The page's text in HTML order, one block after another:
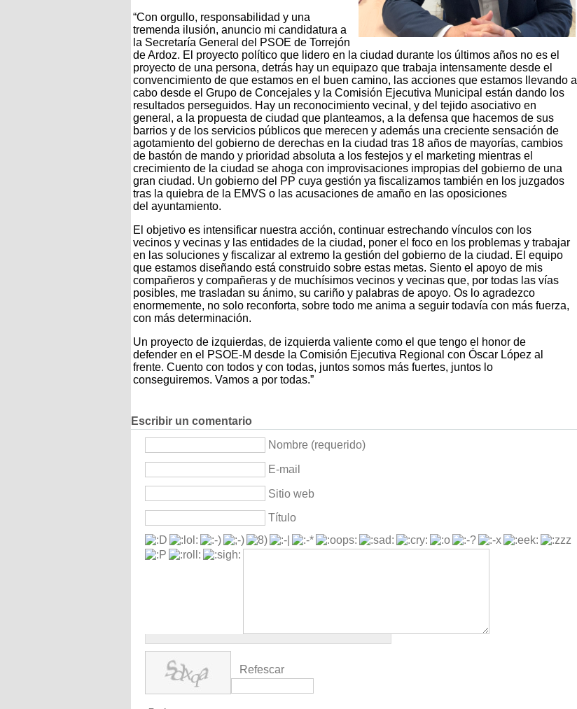
“Con orgullo, responsabilidad y una
tremenda ilusión, anuncio mi candidatura a
la Secretaría General del PSOE de Torrejón
de Ardoz. El proyecto político que lidero en la ciudad durante los últimos años no es el
proyecto de una persona, detrás hay un equipazo que trabaja intensamente desde el
convencimiento de que estamos en el buen camino, las acciones que estamos llevando a
cabo desde el Grupo de Concejales y la Comisión Ejecutiva Municipal están dando los
resultados perseguidos. Hay un reconocimiento vecinal, y del tejido asociativo en
general, a la propuesta de ciudad que planteamos, a la defensa que hacemos de sus
barrios y de los servicios públicos que merecen y además una creciente sensación de
agotamiento del gobierno de derechas en la ciudad tras 18 años de mayorías, cambios
de bastón de mando y prioridad absoluta a los festejos y el marketing mientras el
crecimiento de la ciudad se ahoga con improvisaciones impropias del gobierno de una
gran ciudad. Un gobierno del PP cuya gestión ya fiscalizamos también en los juzgados
tras la quiebra de la EMVS o las acusaciones de amaño en las oposiciones
del ayuntamiento.
El objetivo es intensificar nuestra acción, continuar estrechando vínculos con los
vecinos y vecinas y las entidades de la ciudad, poner el foco en los problemas y trabajar
en las soluciones y fiscalizar al extremo la gestión del gobierno de la ciudad. El equipo
que estamos diseñando está construido sobre estas metas. Siento el apoyo de mis
compañeros y compañeras y de muchísimos vecinos y vecinas que, por todas las vías
posibles, me trasladan su ánimo, su cariño y palabras de apoyo. Os lo agradezco
enormemente, no solo reconforta, sobre todo me anima a seguir todavía con más fuerza,
con más determinación.
Un proyecto de izquierdas, de izquierda valiente como el que tengo el honor de
defender en el PSOE-M desde la Comisión Ejecutiva Regional con Óscar López al
frente. Cuento con todos y con todas, juntos somos más fuertes, juntos lo
conseguiremos. Vamos a por todas.”
Escribir un comentario
Nombre (requerido)
E-mail
Sitio web
Título
Refescar